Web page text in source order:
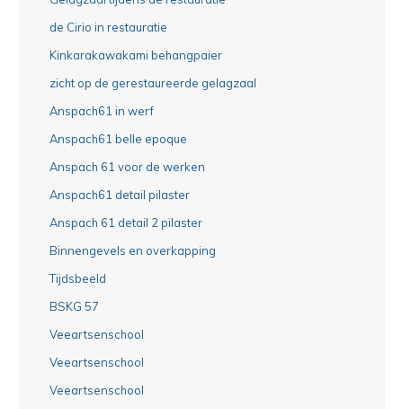
de Cirio in restauratie
Kinkarakawakami behangpaier
zicht op de gerestaureerde gelagzaal
Anspach61 in werf
Anspach61 belle epoque
Anspach 61 voor de werken
Anspach61 detail pilaster
Anspach 61 detail 2 pilaster
Binnengevels en overkapping
Tijdsbeeld
BSKG 57
Veeartsenschool
Veeartsenschool
Veeartsenschool